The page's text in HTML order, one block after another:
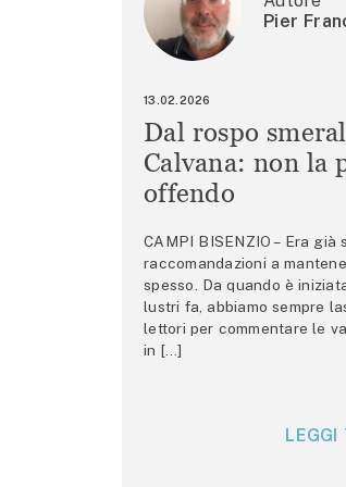
Pier
13.02.2026
Dal rospo
Calvana: non la
offendo
CAMPI BISENZIO – Era
raccomandazioni a
spesso. Da quando è
lustri fa, abbiamo sempre
lettori per commentare le
in […]
LEGGI